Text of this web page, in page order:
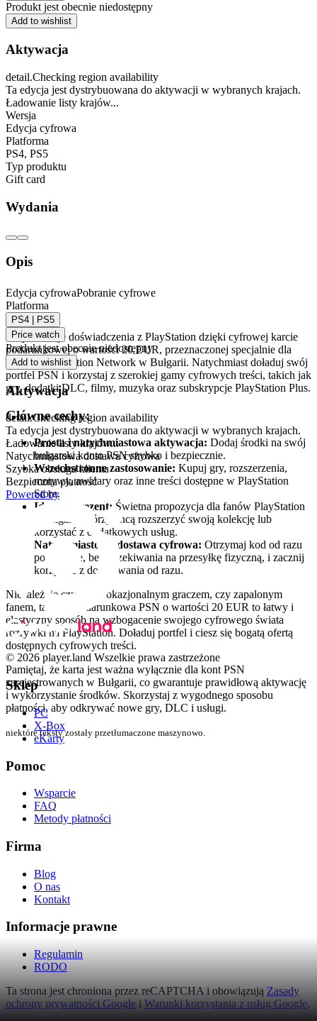
Produkt jest obecnie niedostępny
Add to wishlist
Aktywacja
detail.Checking region availability
Ta edycja jest dystrybuowana do aktywacji w wybranych krajach.
Ładowanie listy krajów...
Wersja
Edycja cyfrowa
Platforma
PS4, PS5
Typ produktu
Gift card
Wydania
Opis
Karta podarunkowa PlayStation Network 20 EUR
(BG) – PSN BUŁGARIA
Ulepsz swoje doświadczenia z PlayStation dzięki cyfrowej karcie
podarunkowej o wartości 20 EUR, przeznaczonej specjalnie dla
regionu PlayStation Network w Bułgarii. Natychmiast doładuj swój
portfel PSN i korzystaj z szerokiej gamy cyfrowych treści, takich jak
gry, dodatki DLC, filmy, muzyka oraz subskrypcje PlayStation Plus.
Główne cechy:
Prosta i natychmiastowa aktywacja: Dodaj środki na swój
bułgarski konto PSN szybko i bezpiecznie.
Wszechstronne zastosowanie: Kupuj gry, rozszerzenia,
motywy, awatary oraz inne treści dostępne w PlayStation
Store.
Idealny prezent: Świetna propozycja dla fanów PlayStation
z Bułgarii, którzy chcą rozszerzyć swoją kolekcję lub
korzystać z dodatkowych usług.
Natychmiastowa dostawa cyfrowa: Otrzymaj kod od razu
po zakupie, bez oczekiwania na przesyłkę fizyczną, i zacznij
korzystać z doładowania od razu.
Niezależnie czy jesteś okazjonalnym graczem, czy zapalonym
fanem, ta karta podarunkowa PSN o wartości 20 EUR to łatwy i
elastyczny sposób na wzbogacenie swojego cyfrowego świata
rozrywki na PlayStation. Doładuj portfel i ciesz się bogatą ofertą
dostępnych cyfrowych treści.
Pamiętaj, że karta jest ważna wyłącznie dla kont PSN
zarejestrowanych w Bułgarii, co gwarantuje prawidłową aktywację
i wykorzystanie środków. Skorzystaj z wygodnego sposobu
płatności, aby odkrywać nowe gry, DLC i usługi.
niektóre teksty zostały przetłumaczone maszynowo.
Edycja cyfrowaPobranie cyfrowe
Platforma
PS4 | PS5
Price watch
Produkt jest obecnie niedostępny
Add to wishlist
Aktywacja
detail.Checking region availability
Ta edycja jest dystrybuowana do aktywacji w wybranych krajach.
Ładowanie listy krajów...
Natychmiastowa dostawa cyfrowa
Szybka obsługa klienta
Bezpieczna płatność
Powered by
© 2026 player.land Wszelkie prawa zastrzeżone
Sklep
PC
X-Box
eKarty
Pomoc
Wsparcie
FAQ
Metody płatności
Firma
Blog
O nas
Kontakt
Informacje prawne
Regulamin
RODO
Ta strona jest chroniona przez reCAPTCHA i obowiązują Zasady
ochrony prywatności Google i Warunki korzystania z usług Google.